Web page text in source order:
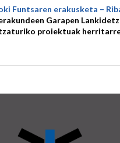
Funtsaren erakusketa –
Garapen
proiektuak